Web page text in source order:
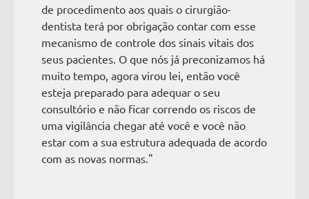
de procedimento aos quais o cirurgião-
dentista terá por obrigação contar com esse
mecanismo de controle dos sinais vitais dos
seus pacientes. O que nós já preconizamos há
muito tempo, agora virou lei, então você
esteja preparado para adequar o seu
consultório e não ficar correndo os riscos de
uma vigilância chegar até você e você não
estar com a sua estrutura adequada de acordo
com as novas normas."